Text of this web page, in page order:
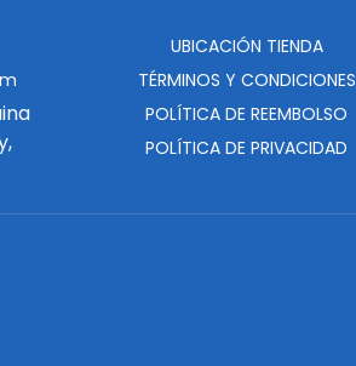
UBICACIÓN TIENDA
TÉRMINOS Y CONDICIONES
POLÍTICA DE REEMBOLSO
POLÍTICA DE PRIVACIDAD